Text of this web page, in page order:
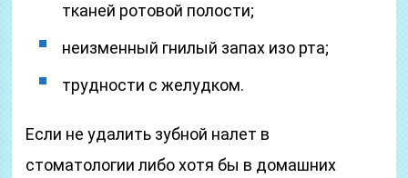
тканей ротовой полости;
неизменный гнилый запах изо рта;
трудности с желудком.
Если не удалить зубной налет в
стоматологии либо хотя бы в домашних